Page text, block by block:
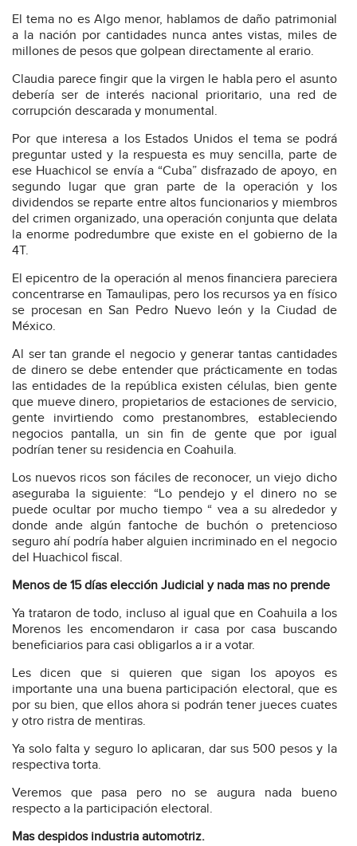
El tema no es Algo menor, hablamos de daño patrimonial
a la nación por cantidades nunca antes vistas, miles de
millones de pesos que golpean directamente al erario.
Claudia parece fingir que la virgen le habla pero el asunto
debería ser de interés nacional prioritario, una red de
corrupción descarada y monumental.
Por que interesa a los Estados Unidos el tema se podrá
preguntar usted y la respuesta es muy sencilla, parte de
ese Huachicol se envía a “Cuba” disfrazado de apoyo, en
segundo lugar que gran parte de la operación y los
dividendos se reparte entre altos funcionarios y miembros
del crimen organizado, una operación conjunta que delata
la enorme podredumbre que existe en el gobierno de la
4T.
El epicentro de la operación al menos financiera pareciera
concentrarse en Tamaulipas, pero los recursos ya en físico
se procesan en San Pedro Nuevo león y la Ciudad de
México.
Al ser tan grande el negocio y generar tantas cantidades
de dinero se debe entender que prácticamente en todas
las entidades de la república existen células, bien gente
que mueve dinero, propietarios de estaciones de servicio,
gente invirtiendo como prestanombres, estableciendo
negocios pantalla, un sin fin de gente que por igual
podrían tener su residencia en Coahuila.
Los nuevos ricos son fáciles de reconocer, un viejo dicho
aseguraba la siguiente: “Lo pendejo y el dinero no se
puede ocultar por mucho tiempo “ vea a su alrededor y
donde ande algún fantoche de buchón o pretencioso
seguro ahí podría haber alguien incriminado en el negocio
del Huachicol fiscal.
Menos de 15 días elección Judicial y nada mas no prende
Ya trataron de todo, incluso al igual que en Coahuila a los
Morenos les encomendaron ir casa por casa buscando
beneficiarios para casi obligarlos a ir a votar.
Les dicen que si quieren que sigan los apoyos es
importante una una buena participación electoral, que es
por su bien, que ellos ahora si podrán tener jueces cuates
y otro ristra de mentiras.
Ya solo falta y seguro lo aplicaran, dar sus 500 pesos y la
respectiva torta.
Veremos que pasa pero no se augura nada bueno
respecto a la participación electoral.
Mas despidos industria automotriz.